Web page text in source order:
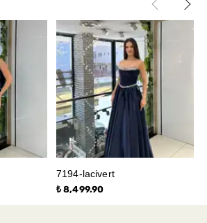
7194-lacivert
₺ 8,499.90